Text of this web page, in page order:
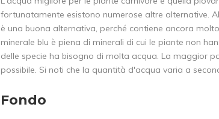
fortunatamente esistono numerose altre alternative.
è una buona alternativa, perché contiene ancora
minerale blu è piena di minerali di cui le piante non
delle specie ha bisogno di molta acqua. La maggior
possibile. Si noti che la quantità d'acqua varia a
Fondo